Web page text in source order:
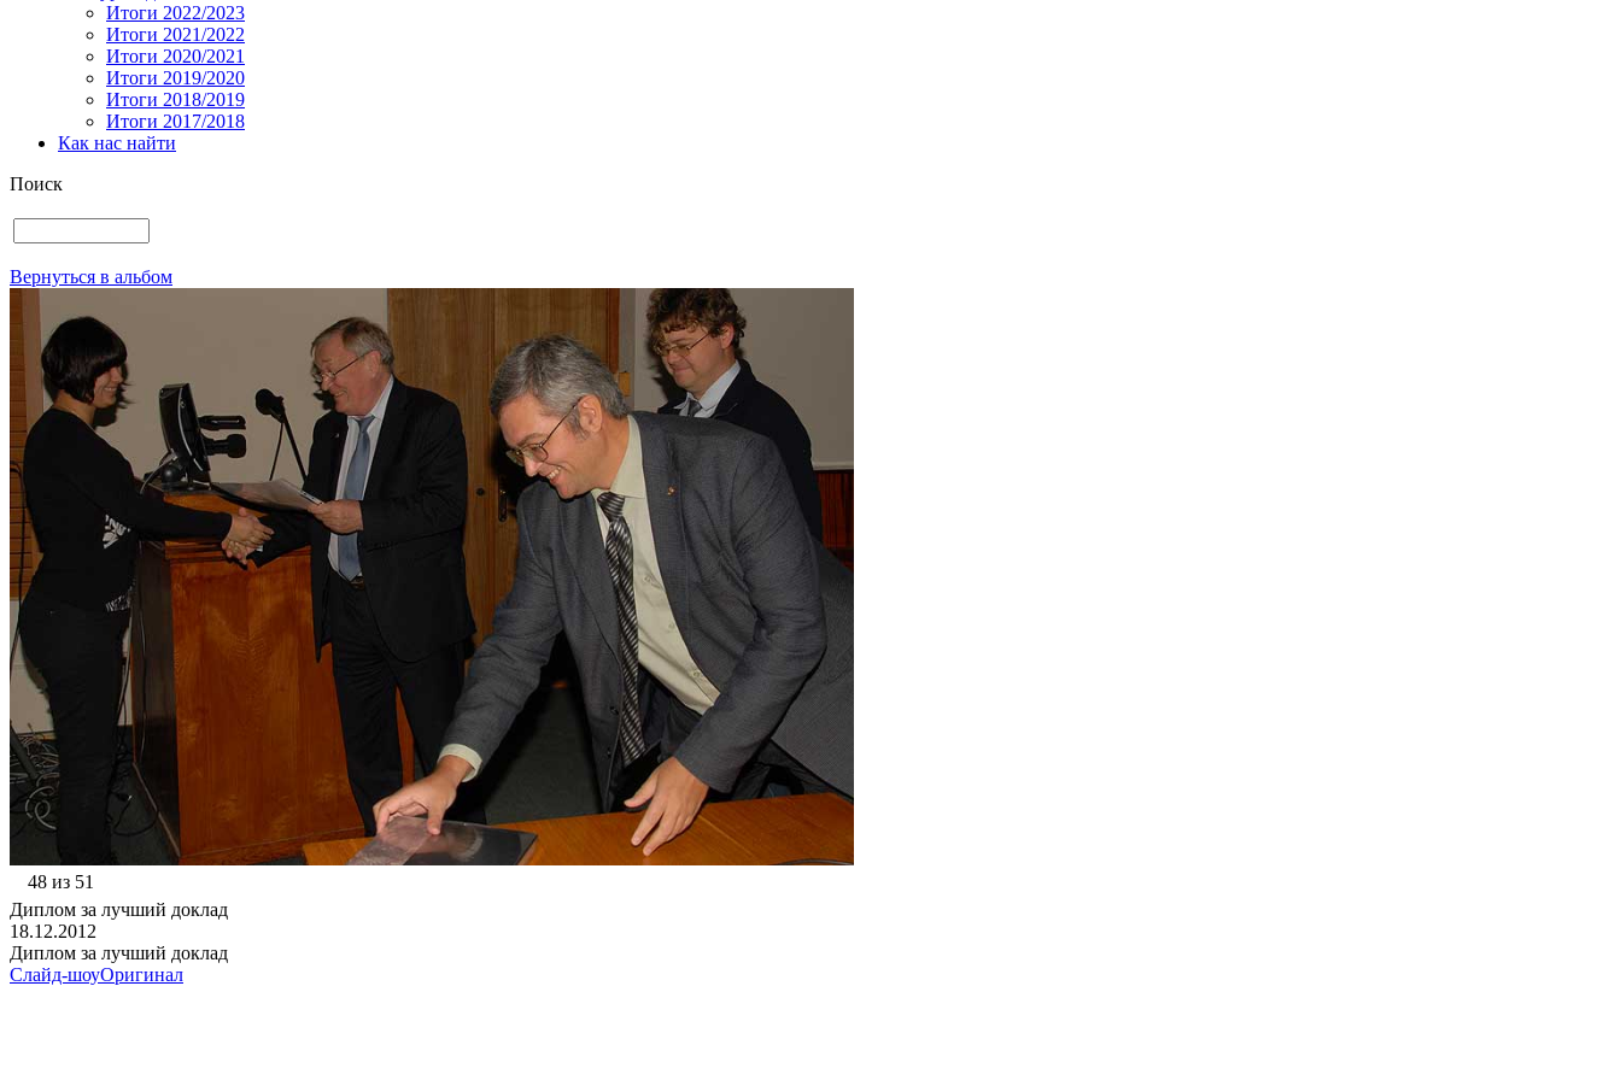
Итоги 2022/2023
Итоги 2021/2022
Итоги 2020/2021
Итоги 2019/2020
Итоги 2018/2019
Итоги 2017/2018
Как нас найти
Поиск
Вернуться в альбом
48 из 51
Диплом за лучший доклад
18.12.2012
Диплом за лучший доклад
Слайд-шоуОригинал